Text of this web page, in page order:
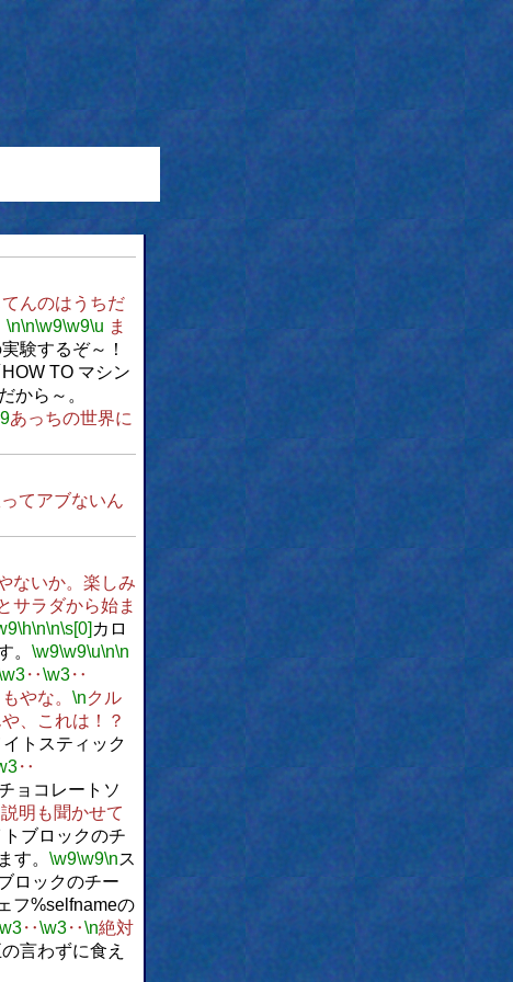
んのはうちだ
\n\n\w9\w9\u ま
験するぞ～！
TO マシン
から～。
あっちの世界に
てアブないん
ないか。楽しみ
サラダから始ま
\h\n\n\s[0] カロ
。 \w9\w9\u\n\n
‥\w3‥
やな。 \nクル
、これは！？
トスティック
‥
ョコレートソ
明も聞かせて
ブロックのチ
す。 \w9\w9\nス
ロックのチー
フ%selfnameの
‥\w3‥\n絶対
言わずに食え